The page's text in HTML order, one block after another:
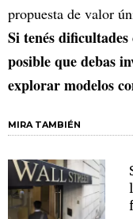
propuesta de valor
Si tenés
posible que debas
explorar modelos
MIRA TAMBIÉN